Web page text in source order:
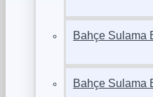
Bahçe Sulama
Bahçe Sulama